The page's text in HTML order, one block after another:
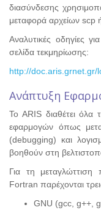
διασύνδεσης
μεταφορά αρχείων scp
Αναλυτικές οδηγίες
σελίδα τεκμηρίωσης:
http://doc.aris.grnet.gr/
Ανάπτυξη
To ARIS διαθέτει όλα
εφαρμογών όπως
(debugging) και
βοηθούν στη
Για τη
Fortran παρέχονται
GNU (gcc, g++,